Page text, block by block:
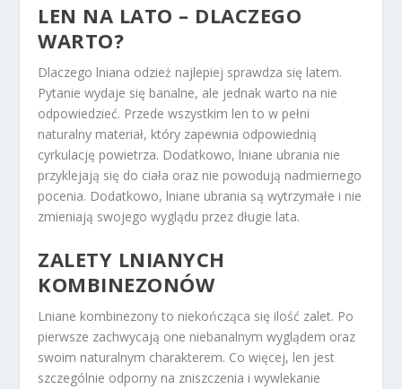
LEN NA LATO – DLACZEGO
WARTO?
Dlaczego lniana odzież najlepiej sprawdza się latem.
Pytanie wydaje się banalne, ale jednak warto na nie
odpowiedzieć. Przede wszystkim len to w pełni
naturalny materiał, który zapewnia odpowiednią
cyrkulację powietrza. Dodatkowo, lniane ubrania nie
przyklejają się do ciała oraz nie powodują nadmiernego
pocenia. Dodatkowo, lniane ubrania są wytrzymałe i nie
zmieniają swojego wyglądu przez długie lata.
ZALETY LNIANYCH
KOMBINEZONÓW
Lniane kombinezony to niekończąca się ilość zalet. Po
pierwsze zachwycają one niebanalnym wyglądem oraz
swoim naturalnym charakterem. Co więcej, len jest
szczególnie odporny na zniszczenia i wywlekanie